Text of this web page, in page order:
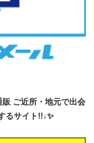
ご近所・地元で出会
るサイト!!↓✨